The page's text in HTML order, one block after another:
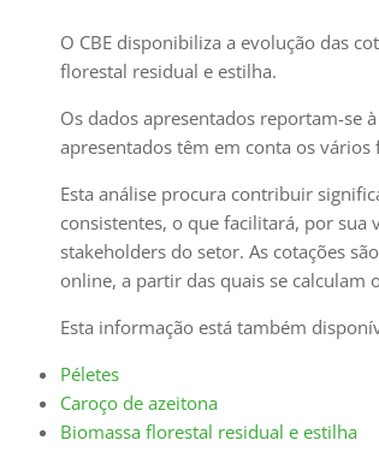
O CBE disponibiliza a evolução das
florestal residual e estilha.
Os dados apresentados reportam-se
apresentados têm em conta os
Esta análise procura contribuir
consistentes, o que facilitará, por
stakeholders do setor. As cotações
online, a partir das quais se calculam
Esta informação está também
Péletes
Caroço de azeitona
Biomassa florestal residual e estilha